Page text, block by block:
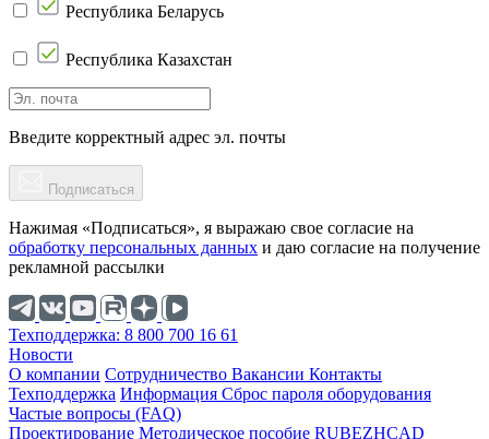
Республика Беларусь
Республика Казахстан
Введите корректный адрес эл. почты
Подписаться
Нажимая «Подписаться», я выражаю свое согласие на
обработку персональных данных и даю согласие на получение
рекламной рассылки
Техподдержка: 8 800 700 16 61
Новости
О компании Cотрудничество Вакансии Контакты
Техподдержка Информация Сброс пароля оборудования
Частые вопросы (FAQ)
Проектирование Методическое пособие RUBEZHCAD